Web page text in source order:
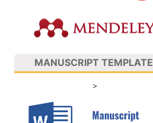
MANUSCRIPT TEMPLATE
>